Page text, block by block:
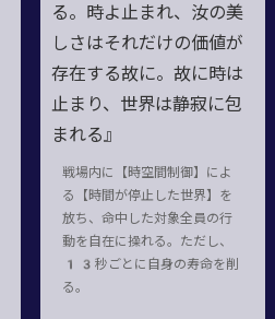
る。時よ止まれ、汝の美
しさはそれだけの価値が
存在する故に。故に時は
止まり、世界は静寂に包
まれる』
戦場内に【時空間制御】によ
る【時間が停止した世界】を
放ち、命中した対象全員の行
動を自在に操れる。ただし、
13秒ごとに自身の寿命を削
る。